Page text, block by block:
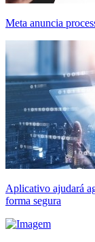
Meta anuncia
Aplicativo ajudará
forma segura